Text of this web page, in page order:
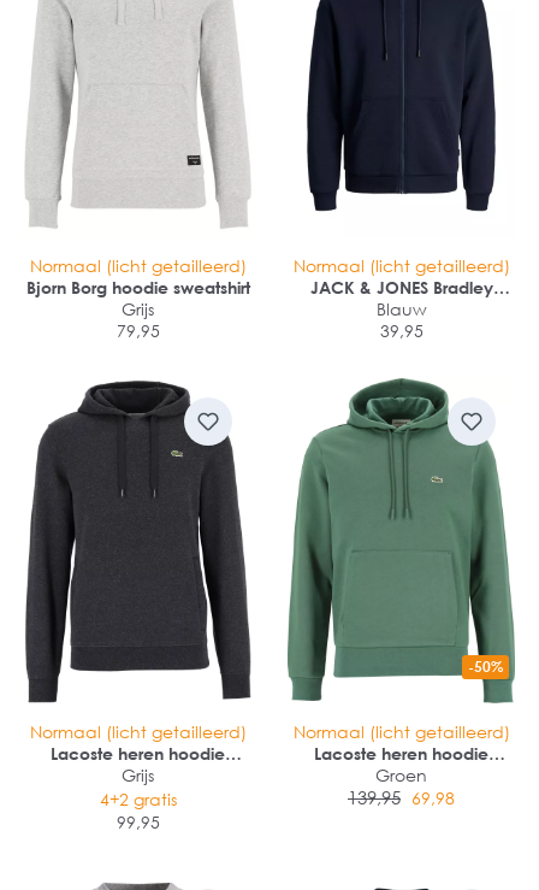
Normaal (licht getailleerd)
Bjorn Borg hoodie sweatshirt
Grijs
79,95
Normaal (licht getailleerd)
JACK & JONES Bradley
sweat zip hood regular fit
Blauw
39,95
Normaal (licht getailleerd)
Lacoste heren hoodie
sweatshirt
Grijs
4+2 gratis
99,95
-50%
Normaal (licht getailleerd)
Lacoste heren hoodie
sweatshirt
Groen
139,95 69,98